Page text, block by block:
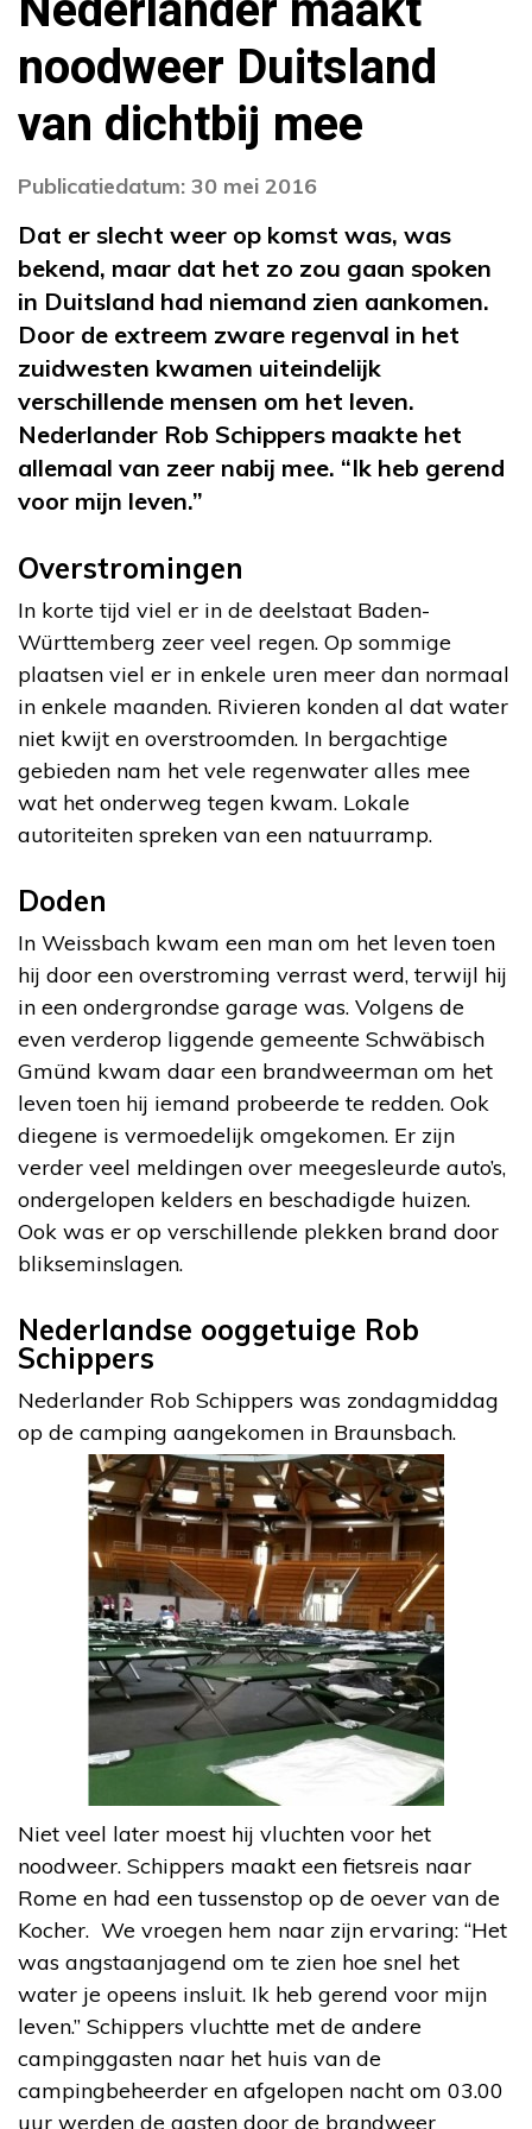
noodweer Duitsland
van dichtbij mee
Publicatiedatum: 30 mei 2016
Dat er slecht weer op komst was, was
bekend, maar dat het zo zou gaan spoken
in Duitsland had niemand zien aankomen.
Door de extreem zware regenval in het
zuidwesten kwamen uiteindelijk
verschillende mensen om het leven.
Nederlander Rob Schippers maakte het
allemaal van zeer nabij mee. “Ik heb gerend
voor mijn leven.”
Overstromingen
In korte tijd viel er in de deelstaat Baden-
Württemberg zeer veel regen. Op sommige
plaatsen viel er in enkele uren meer dan normaal
in enkele maanden. Rivieren konden al dat water
niet kwijt en overstroomden. In bergachtige
gebieden nam het vele regenwater alles mee
wat het onderweg tegen kwam. Lokale
autoriteiten spreken van een natuurramp.
Doden
In Weissbach kwam een man om het leven toen
hij door een overstroming verrast werd, terwijl hij
in een ondergrondse garage was. Volgens de
even verderop liggende gemeente Schwäbisch
Gmünd kwam daar een brandweerman om het
leven toen hij iemand probeerde te redden. Ook
diegene is vermoedelijk omgekomen. Er zijn
verder veel meldingen over meegesleurde auto’s,
ondergelopen kelders en beschadigde huizen.
Ook was er op verschillende plekken brand door
blikseminslagen.
Nederlandse ooggetuige Rob
Schippers
Nederlander Rob Schippers was zondagmiddag
op de camping aangekomen in Braunsbach.
Niet veel later moest hij vluchten voor het
noodweer. Schippers maakt een fietsreis naar
Rome en had een tussenstop op de oever van de
Kocher. We vroegen hem naar zijn ervaring: “Het
was angstaanjagend om te zien hoe snel het
water je opeens insluit. Ik heb gerend voor mijn
leven.” Schippers vluchtte met de andere
campinggasten naar het huis van de
campingbeheerder en afgelopen nacht om 03.00
uur werden de gasten door de brandweer